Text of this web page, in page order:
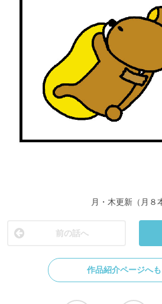
月・木更新（月８
前の話へ
作品紹介ページへ